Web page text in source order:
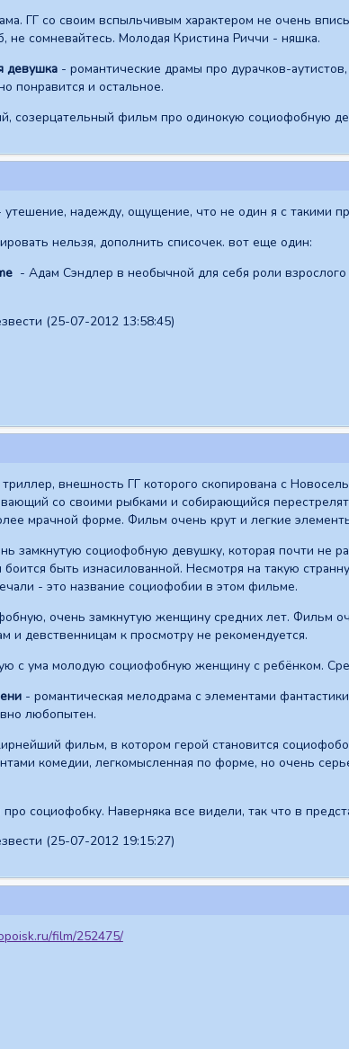
ГГ со своим вспыльчивым характером не очень
не сомневайтесь. Молодая Кристина Риччи - няшка.
девушка- романтические драмы про дурачков-
понравится и остальное.
созерцательный фильм про одинокую социофобную
надежду, ощущение, что не один я с такими
нельзя, дополнить списочек. вот еще один:
- Адам Сэндлер в необычной для себя роли
(25-07-2012 13:58:45)
внешность ГГ которого скопирована с
со своими рыбками и собирающийся
мрачной форме. Фильм очень крут и легкие
замкнутую социофобную девушку, которая почти не
быть изнасилованной. Несмотря на такую
- это название социофобии в этом фильме.
очень замкнутую женщину средних лет. Фильм
и девственницам к просмотру не рекомендуется.
с ума молодую социофобную женщину с ребёнком.
- романтическая мелодрама с элементами
любопытен.
фильм, в котором герой становится
комедии, легкомысленная по форме, но очень
социофобку. Наверняка все видели, так что в
(25-07-2012 19:15:27)
film/252475/